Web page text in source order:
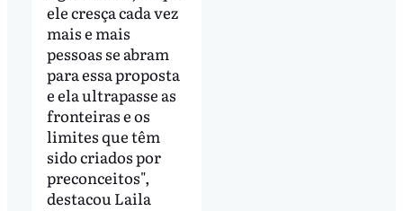
ele cresça cada vez
mais e mais
pessoas se abram
para essa proposta
e ela ultrapasse as
fronteiras e os
limites que têm
sido criados por
preconceitos",
destacou Laila